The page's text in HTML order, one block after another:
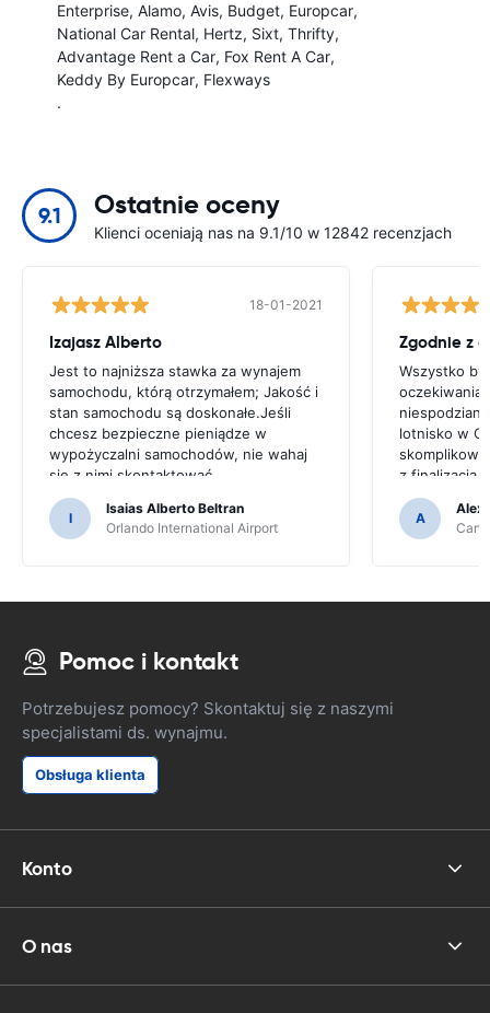
Enterprise Alamo Avis Budget Europcar
National Car Rental Hertz Sixt Thrifty
Advantage Rent a Car Fox Rent A Car
Keddy By Europcar Flexways
.
9.1 Ostatnie oceny
Klienci oceniają nas na 9.1/10 w 12842 recenzjach
18-01-2021
Izajasz Alberto
Jest to najniższa stawka za wynajem
samochodu, którą otrzymałem; Jakość i
stan samochodu są doskonałe.Jeśli
chcesz bezpieczne pieniądze w
wypożyczalni samochodów, nie wahaj
się z nimi skontaktować
I
Isaias Alberto Beltran
Orlando International Airport
Zgodnie z
Wszystko
lotnisko w
z finalizacją
w
A
Alex
Pomoc i kontakt
Potrzebujesz pomocy? Skontaktuj się z naszymi
specjalistami ds. wynajmu.
Obsługa klienta
Konto
O nas